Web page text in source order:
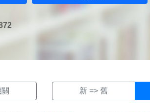
新 => 舊